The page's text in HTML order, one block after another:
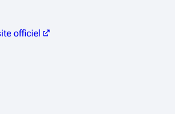
officiel